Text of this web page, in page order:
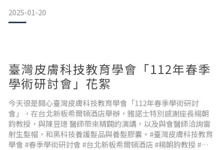
#中醫師 #藥師 #雅諾士 #生髮帽 #養髮膠囊
2025-01-20
臺灣皮膚科技教育學會「112年春季
學術研討會」花絮
今天很是開心臺灣皮膚科技教育學會「112年春季學術研討
會」，在台北新板希爾頓酒店舉辦，雅諾士特別感謝座長楊朝
鈞教授，與陳昱璁 醫師帶來精闢的演講，以及與會醫師洽詢雷
射生髮帽，和黑科技養護髮品與養髮膠囊。#臺灣皮膚科技教育
學會 #春季學術研討會 #台北新板希爾頓酒店 #楊朝鈞教授 #陳